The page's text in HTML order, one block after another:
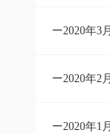
2020年3月
2020年2月
2020年1月